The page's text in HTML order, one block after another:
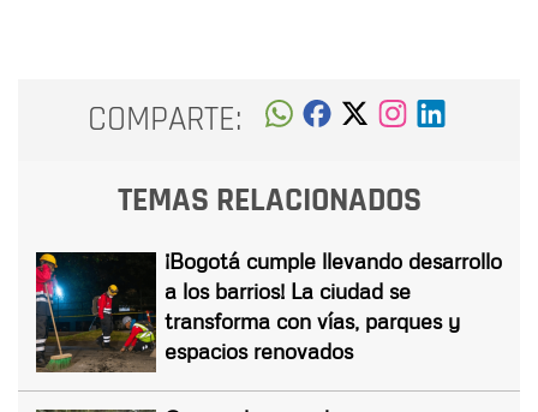
COMPARTE:
TEMAS RELACIONADOS
¡Bogotá cumple llevando desarrollo
a los barrios! La ciudad se
transforma con vías, parques y
espacios renovados